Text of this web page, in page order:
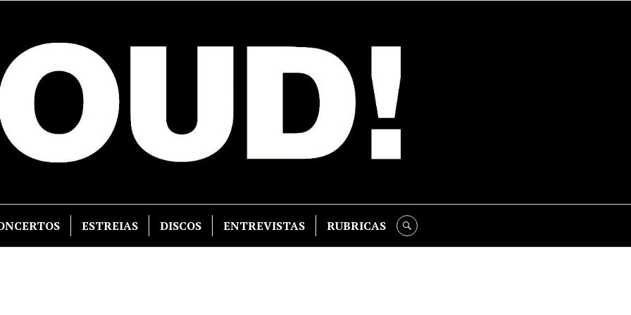
ESTREIAS DISCOS ENTREVISTAS RUBRICAS SEARCH